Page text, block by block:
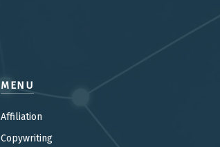
MENU
Affiliation
Copywriting